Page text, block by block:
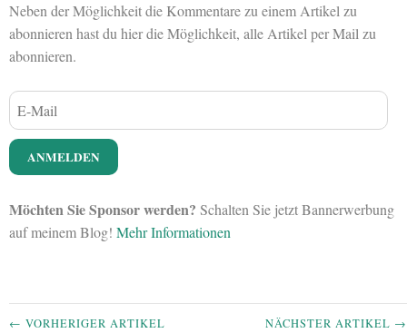
Neben der Möglichkeit die Kommentare zu einem Artikel zu
abonnieren hast du hier die Möglichkeit, alle Artikel per Mail zu
abonnieren.
Möchten Sie Sponsor werden? Schalten Sie jetzt Bannerwerbung
auf meinem Blog! Mehr Informationen
← VORHERIGER ARTIKEL NÄCHSTER ARTIKEL →